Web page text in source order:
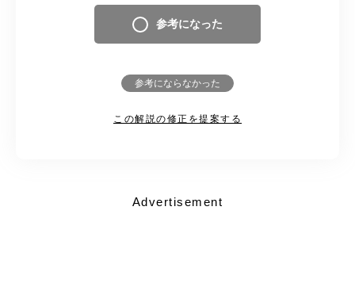
参考になった
参考にならなかった
この解説の修正を提案する
Advertisement